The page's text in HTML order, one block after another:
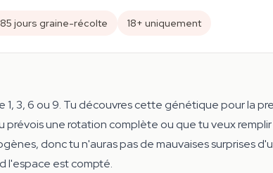
jours graine-récolte 18+ uniquement
1, 3, 6 ou 9. Tu découvres cette génétique pour la
une rotation complète ou que tu veux
donc tu n'auras pas de mauvaises surprises
l'espace est compté.